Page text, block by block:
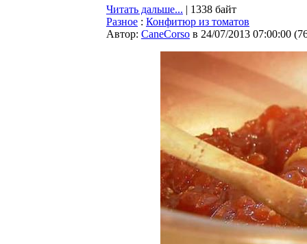
Читать дальше... | 1338 байт
Разное : Конфитюр из томатов
Автор: CaneCorso в 24/07/2013 07:00:00 (